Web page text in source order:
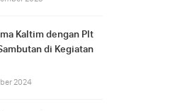
Kaltim dengan Plt
di Kegiatan
2024